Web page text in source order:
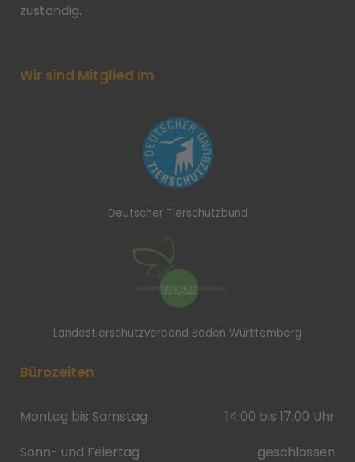
zuständig.
Wir sind Mitglied im
Deutscher Tierschutzbund
Landestierschutzverband Baden Württemberg
Bürozeiten
Montag bis Samstag
14:00 bis 17:00 Uhr
Sonn- und Feiertag
geschlossen